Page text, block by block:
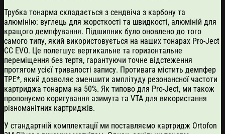
Трубка тонарма складається з сендвіча з карбону та
алюмінію: вуглець для жорсткості та швидкості, алюміній для
кращого демпфування. Підшипник було оновлено до того
самого типу, який використовується на наших тонарах Pro-Ject
CC EVO. Це полегшує вертикальне та горизонтальне
переміщення без тертя, гарантуючи точне відстеження
протягом усієї тривалості запису. Противага містить демпфер
TPE*, який дозволяє зменшити амплітуду резонансної частоти
картриджа тонарма на 50%. Як типово для Pro-Ject, ми також
пропонуємо коригування азимута та VTA для використання
різноманітних картриджів.
У стандартній комплектації ми поставляємо картридж Ortofon